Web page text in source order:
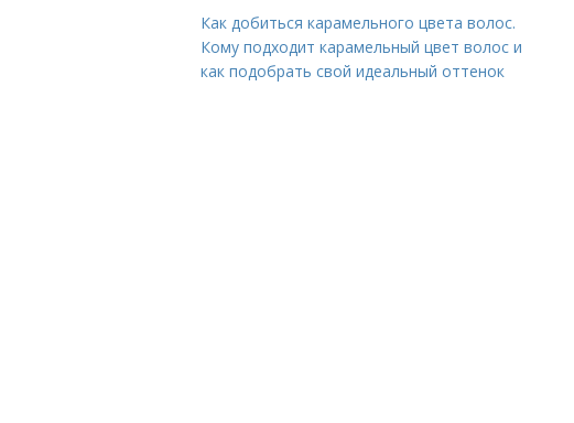
Как добиться карамельного цвета волос.
Кому подходит карамельный цвет волос и
как подобрать свой идеальный оттенок